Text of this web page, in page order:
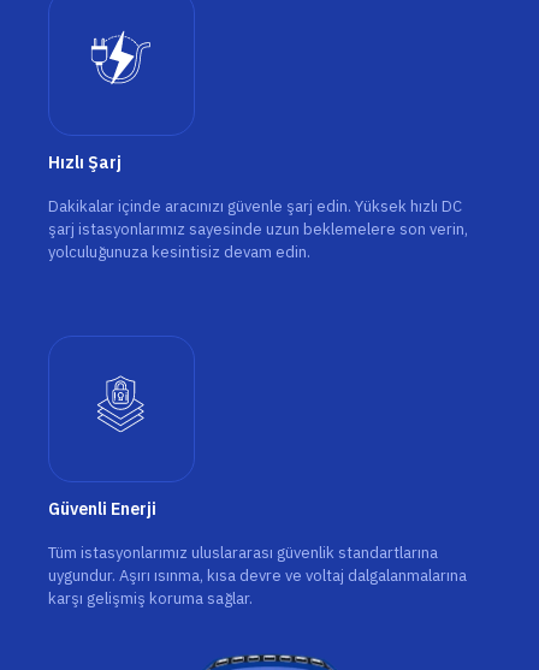
Hızlı Şarj
Dakikalar içinde aracınızı güvenle şarj edin. Yüksek hızlı DC
şarj istasyonlarımız sayesinde uzun beklemelere son verin,
yolculuğunuza kesintisiz devam edin.
Güvenli Enerji
Tüm istasyonlarımız uluslararası güvenlik standartlarına
uygundur. Aşırı ısınma, kısa devre ve voltaj dalgalanmalarına
karşı gelişmiş koruma sağlar.